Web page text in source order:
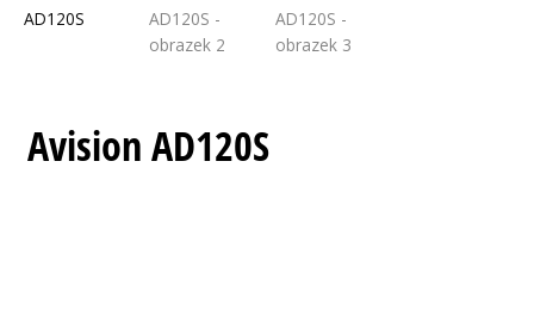
Avision AD120S